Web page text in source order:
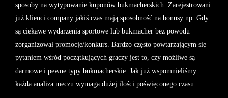
sposoby na wytypowanie kuponów bukmacherskich. Zarejestrowani
już klienci company jakiś czas mają sposobność na bonusy np. Gdy
są ciekawe wydarzenia sportowe lub bukmacher bez powodu
zorganizował promocję/konkurs. Bardzo często powtarzającym się
pytaniem wśród początkujących graczy jest to, czy możliwe są
darmowe i pewne typy bukmacherskie. Jak już wspomnieliśmy
każda analiza meczu wymaga dużej ilości poświęconego czasu.